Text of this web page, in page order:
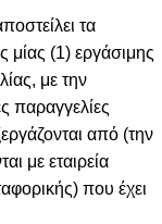
τα
μίας (1) εργάσιμης
με την
παραγγελίες
από (την
με εταιρεία
που έχει